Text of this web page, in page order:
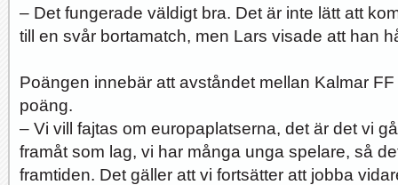
– Det fungerade väldigt bra. Det är inte lätt att
till en svår bortamatch, men Lars visade att han
Poängen innebär att avståndet mellan Kalmar
poäng.
– Vi vill fajtas om europaplatserna, det är det vi
framåt som lag, vi har många unga spelare, så
framtiden. Det gäller att vi fortsätter att jobba